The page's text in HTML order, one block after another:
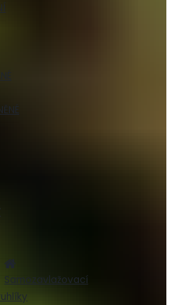
Samozavlažovací